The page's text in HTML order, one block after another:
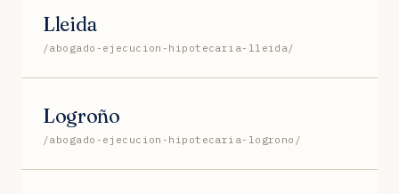
Lleida
/abogado-ejecucion-hipotecaria-lleida/
Logroño
/abogado-ejecucion-hipotecaria-logrono/